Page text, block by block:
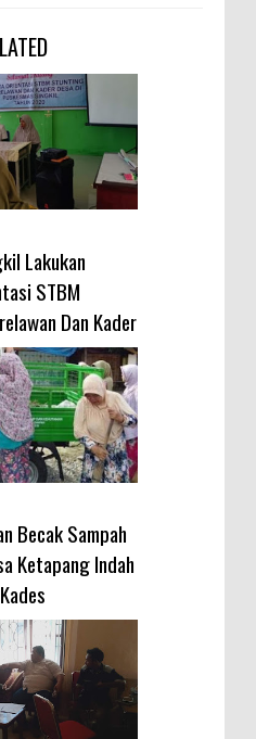
Lakukan
STBM
Dan Kader
Becak Sampah
Ketapang Indah